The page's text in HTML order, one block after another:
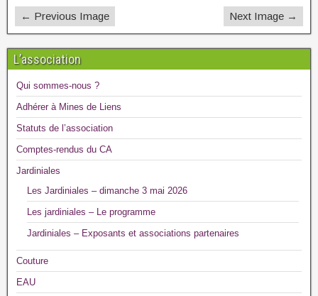
← Previous Image Next Image →
L’association
Qui sommes-nous ?
Adhérer à Mines de Liens
Statuts de l’association
Comptes-rendus du CA
Jardiniales
Les Jardiniales – dimanche 3 mai 2026
Les jardiniales – Le programme
Jardiniales – Exposants et associations partenaires
Couture
EAU